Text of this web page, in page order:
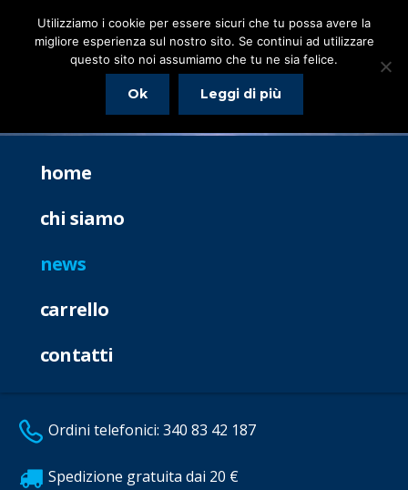
home
chi siamo
news
carrello
contatti
Ordini telefonici: 340 83 42 187
Spedizione gratuita dai 20 €
Utilizziamo i cookie per essere sicuri che tu possa avere la
migliore esperienza sul nostro sito. Se continui ad utilizzare
questo sito noi assumiamo che tu ne sia felice.
Ok Leggi di più